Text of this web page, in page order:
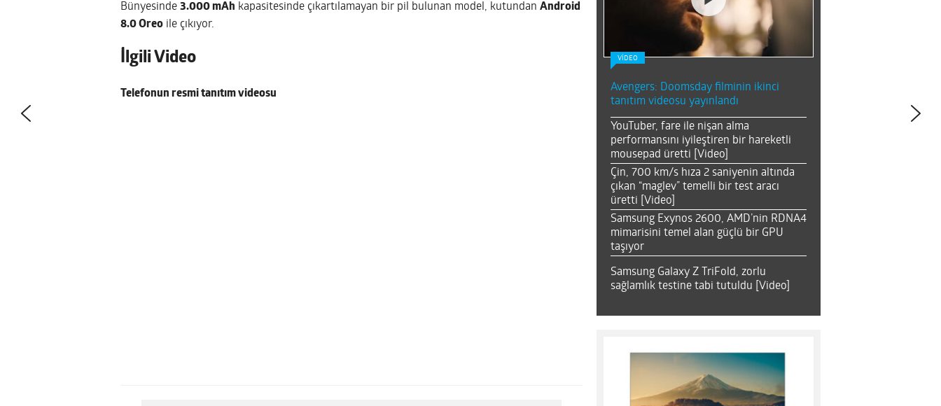
Bünyesinde 3.000 mAh kapasitesinde çıkartılamayan bir pil bulunan model, kutundan Android
8.0 Oreo ile çıkıyor.
İlgili Video
Telefonun resmi tanıtım videosu
VİDEO
Avengers: Doomsday filminin ikinci
tanıtım videosu yayınlandı
YouTuber, fare ile nişan alma
performansını iyileştiren bir hareketli
mousepad üretti [Video]
Çin, 700 km/s hıza 2 saniyenin altında
çıkan “maglev” temelli bir test aracı
üretti [Video]
Samsung Exynos 2600, AMD’nin RDNA4
mimarisini temel alan güçlü bir GPU
taşıyor
Samsung Galaxy Z TriFold, zorlu
sağlamlık testine tabi tutuldu [Video]